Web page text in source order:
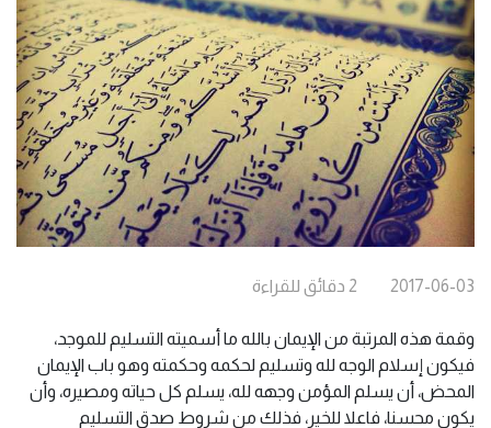
2017-06-03
2 دقائق للقراءة
وقمة هذه المرتبة من الإيمان بالله ما أسميته التسليم للموجد،
فيكون إسلام الوجه لله وتسليم لحكمه وحكمته وهو باب الإيمان
المحض، أن يسلم المؤمن وجهه لله، يسلم كل حياته ومصيره، وأن
يكون محسنا، فاعلا للخير، فذلك من شروط صدق التسليم